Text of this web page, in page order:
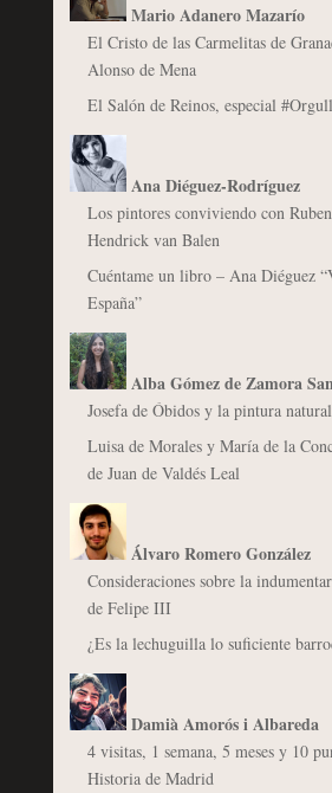
Mario Adanero Mazarío
El Cristo de las Carmelitas de
Alonso de Mena
El Salón de Reinos, especial
Ana Diéguez-Rodríguez
Los pintores conviviendo con
Hendrick van Balen
Cuéntame un libro – Ana Diéguez
España”
Alba Gómez de Zamora
Josefa de Óbidos y la pintura
Luisa de Morales y María de la
de Juan de Valdés Leal
Álvaro Romero González
Consideraciones sobre la
de Felipe III
¿Es la lechuguilla lo suficiente
Damià Amorós i Albareda
4 visitas, 1 semana, 5 meses y 10
Historia de Madrid